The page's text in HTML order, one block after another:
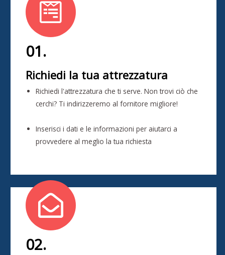
01.
Richiedi la tua attrezzatura
Richiedi l'attrezzatura che ti serve. Non trovi ciò che
cerchi? Ti indirizzeremo al fornitore migliore!
Inserisci i dati e le informazioni per aiutarci a
provvedere al meglio la tua richiesta
02.